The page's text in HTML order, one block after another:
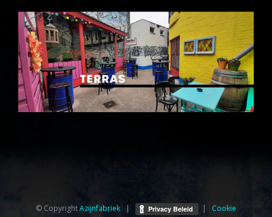
© CopyrightAzijnfabriek⁩ | | Cookie